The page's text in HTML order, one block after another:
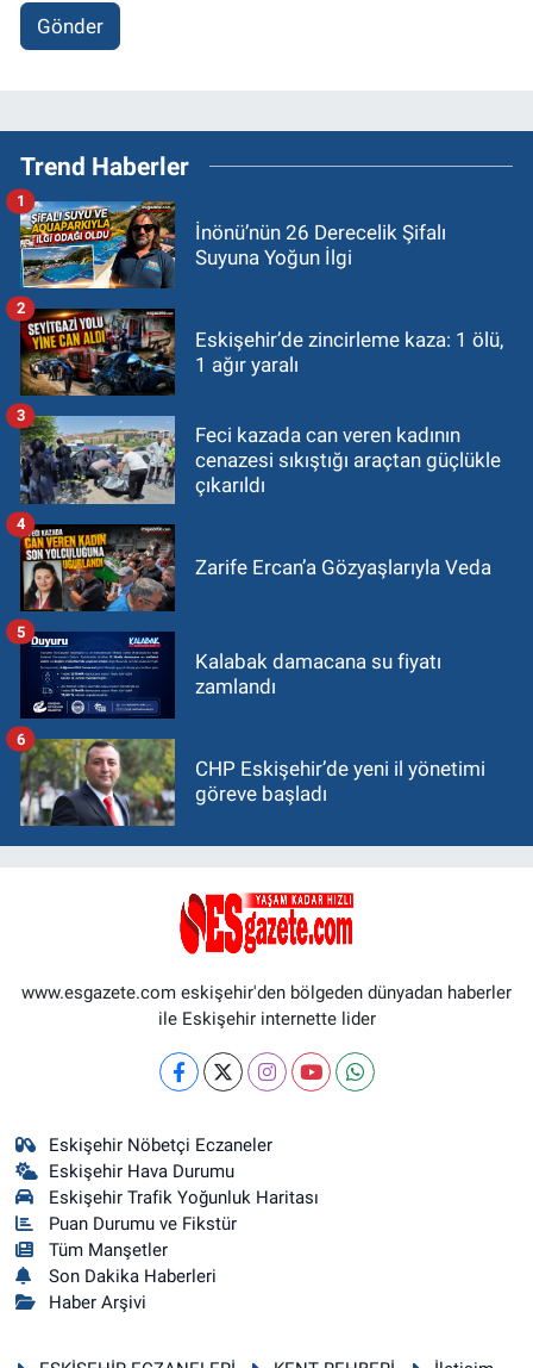
Gönder
Trend Haberler
İnönü’nün 26 Derecelik Şifalı
Suyuna Yoğun İlgi
1
Eskişehir’de zincirleme kaza: 1 ölü,
1 ağır yaralı
2
Feci kazada can veren kadının
cenazesi sıkıştığı araçtan güçlükle
çıkarıldı
3
Zarife Ercan’a Gözyaşlarıyla Veda
4
Kalabak damacana su fiyatı
zamlandı
5
CHP Eskişehir’de yeni il yönetimi
göreve başladı
6
www.esgazete.com eskişehir'den bölgeden dünyadan haberler
ile Eskişehir internette lider
Eskişehir Nöbetçi Eczaneler
Eskişehir Hava Durumu
Eskişehir Trafik Yoğunluk Haritası
Puan Durumu ve Fikstür
Tüm Manşetler
Son Dakika Haberleri
Haber Arşivi